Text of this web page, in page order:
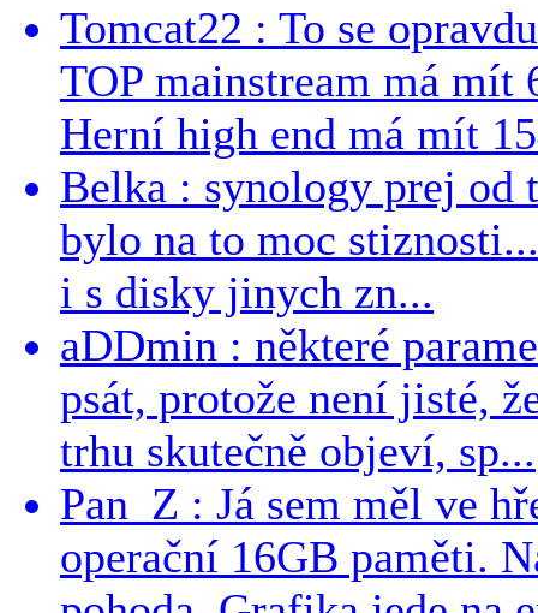
Tomcat22 : To se
TOP mainstream má
Herní high end má mít
Belka : synology prej od
bylo na to moc
i s disky jinych zn...
aDDmin : některé
psát, protože není jisté,
trhu skutečně objeví, sp...
Pan_Z : Já sem měl ve
operační 16GB paměti.